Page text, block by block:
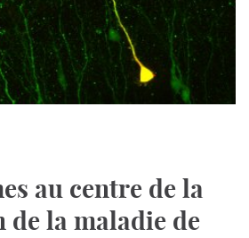
au centre de la
la maladie de